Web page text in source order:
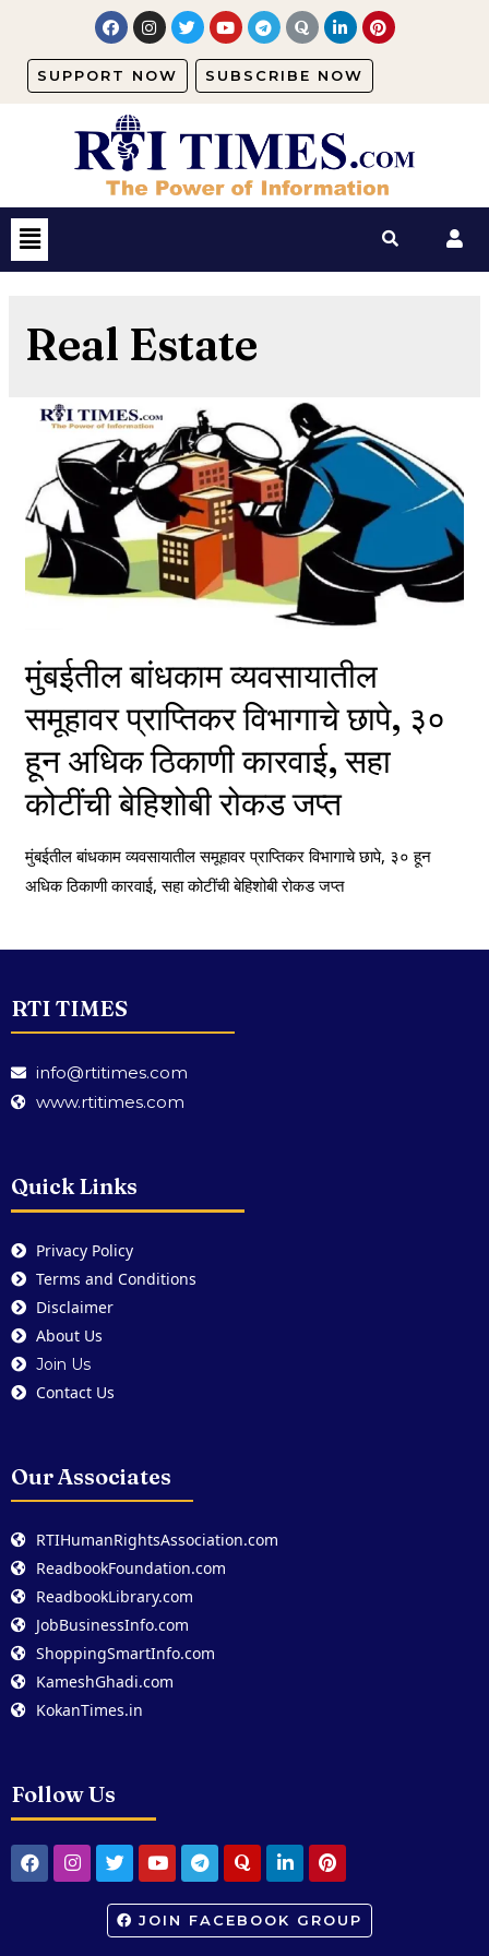
SUPPORT NOW SUBSCRIBE NOW
Real Estate
मुंबईतील बांधकाम व्यवसायातील
समूहावर प्राप्तिकर विभागाचे छापे, ३०
हून अधिक ठिकाणी कारवाई, सहा
कोटींची बेहिशोबी रोकड जप्त
मुंबईतील बांधकाम व्यवसायातील समूहावर प्राप्तिकर विभागाचे छापे, ३० हून
अधिक ठिकाणी कारवाई, सहा कोटींची बेहिशोबी रोकड जप्त
RTI TIMES
info@rtitimes.com
www.rtitimes.com
Quick Links
Privacy Policy
Terms and Conditions
Disclaimer
About Us
Join Us
Contact Us
Our Associates
RTIHumanRightsAssociation.com
ReadbookFoundation.com
ReadbookLibrary.com
JobBusinessInfo.com
ShoppingSmartInfo.com
KameshGhadi.com
KokanTimes.in
Follow Us
JOIN FACEBOOK GROUP